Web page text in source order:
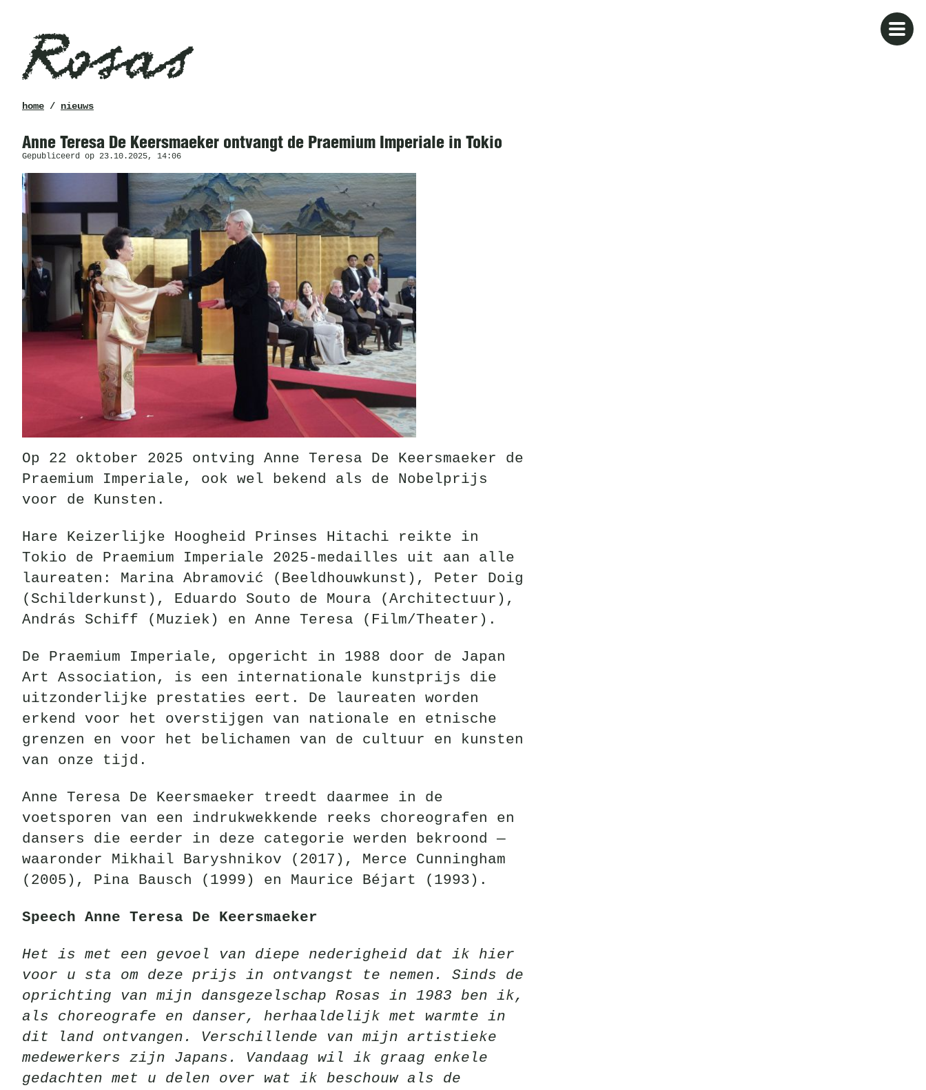
kruimelpad
home / nieuws
Anne Teresa De Keersmaeker ontvangt de Praemium Imperiale in Tokio
Gepubliceerd op 23.10.2025, 14:06
Op 22 oktober 2025 ontving Anne Teresa De Keersmaeker de
Praemium Imperiale, ook wel bekend als de Nobelprijs
voor de Kunsten.
Hare Keizerlijke Hoogheid Prinses Hitachi reikte in
Tokio de Praemium Imperiale 2025-medailles uit aan alle
laureaten: Marina Abramović (Beeldhouwkunst), Peter Doig
(Schilderkunst), Eduardo Souto de Moura (Architectuur),
András Schiff (Muziek) en Anne Teresa (Film/Theater).
De Praemium Imperiale, opgericht in 1988 door de Japan
Art Association, is een internationale kunstprijs die
uitzonderlijke prestaties eert. De laureaten worden
erkend voor het overstijgen van nationale en etnische
grenzen en voor het belichamen van de cultuur en kunsten
van onze tijd.
Anne Teresa De Keersmaeker treedt daarmee in de
voetsporen van een indrukwekkende reeks choreografen en
dansers die eerder in deze categorie werden bekroond —
waaronder Mikhail Baryshnikov (2017), Merce Cunningham
(2005), Pina Bausch (1999) en Maurice Béjart (1993).
Speech Anne Teresa De Keersmaeker
Het is met een gevoel van diepe nederigheid dat ik hier
voor u sta om deze prijs in ontvangst te nemen. Sinds de
oprichting van mijn dansgezelschap Rosas in 1983 ben ik,
als choreografe en danser, herhaaldelijk met warmte in
dit land ontvangen. Verschillende van mijn artistieke
medewerkers zijn Japans. Vandaag wil ik graag enkele
gedachten met u delen over wat ik beschouw als de